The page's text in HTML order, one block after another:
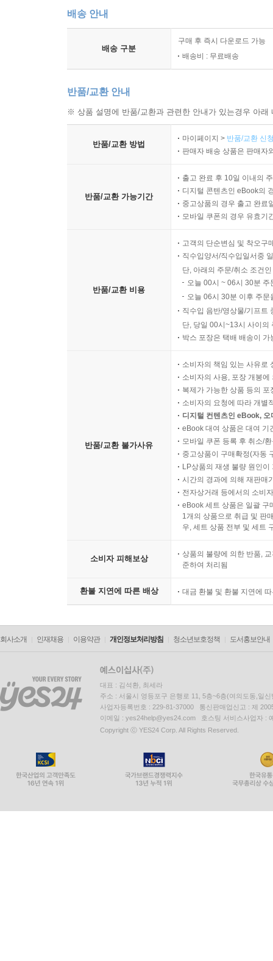
배송 안내
배송 구분
구매 후 즉시 다운로드 가능
배송비 : 무료배송
반품/교환 안내
※ 상품 설명에 반품/교환과 관련한 안내가 있는경우 아
반품/교환 방법
마이페이지 > 반품/교환 신
판매자 배송 상품은 판매자
반품/교환 가능기간
출고 완료 후 10일 이내의
디지털 콘텐츠인 eBook의
중고상품의 경우 출고 완료
모바일 쿠폰의 경우 유효기
반품/교환 비용
고객의 단순변심 및 착오구
직수입양서/직수입일서중
단, 아래의 주문/취소 조건
오늘 00시 ~ 06시 30분
오늘 06시 30분 이후 주
직수입 음반/영상물/기프트
단, 당일 00시~13시 사이의
박스 포장은 택배 배송이
반품/교환 불가사유
소비자의 책임 있는 사유로
소비자의 사용, 포장 개봉
복제가 가능한 상품 등의
소비자의 요청에 따라 개별
디지털 컨텐츠인 eBook,
eBook 대여 상품은 대여 기
모바일 쿠폰 등록 후 취소/
중고상품이 구매확정(자동
LP상품의 재생 불량 원인
시간의 경과에 의해 재판매
전자상거래 등에서의 소비
eBook 세트 상품은 일괄 구
1개의 상품으로 취급 및 판
우, 세트 상품 전부 및 세트
소비자 피해보상
상품의 불량에 의한 반품,
준하여 처리됨
환불 지연에 따른 배상 대금 환불 및 환불 지연에
회사소개 인재채용 이용약관 개인정보처리방침 청소년보호정책 도서홍보안내
대표 : 김석환, 최세라
주소 : 서울시 영등포구 은행로 11, 5층~6층(여의도동,일신
사업자등록번호 : 229-81-37000 통신판매업신고 : 제
이메일 : yes24help@yes24.com 호스팅 서비스사업자 :
Copyright ⓒ YES24 Corp. All Rights Reserved.